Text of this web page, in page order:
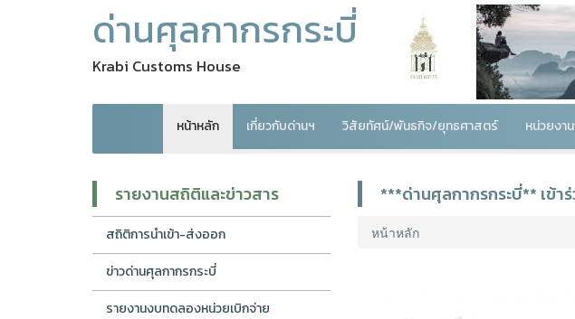
ด่านศุลกากรกระบี่
Krabi Customs House
หน้าหลัก เกี่ยวกับด่านฯ วิสัยทัศน์/พันธกิจ/ยุทธศาสตร์ หน่วยงา
รายงานสถิติและข่าวสาร
สถิติการนำเข้า-ส่งออก
ข่าวด่านศุลกากรกระบี่
รายงานงบทดลองหน่วยเบิกจ่าย
***ด่านศุลกากรกระบี่** เข้า
หน้าหลัก